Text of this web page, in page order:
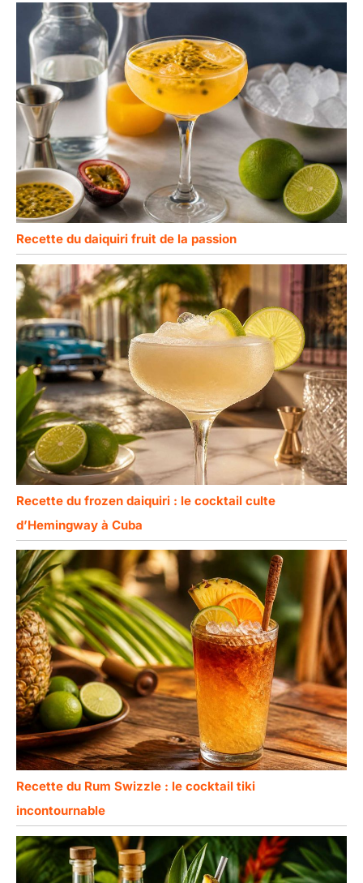
Recette du daiquiri fruit de la passion
Recette du frozen daiquiri : le cocktail culte
d’Hemingway à Cuba
Recette du Rum Swizzle : le cocktail tiki
incontournable